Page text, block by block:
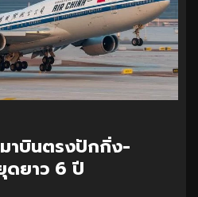
าบินตรงปักกิ่ง-
ดยาว 6 ปี